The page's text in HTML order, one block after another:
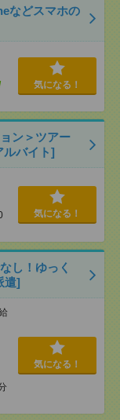
などスマホの
気になる！
ン＞ツアー
ルバイト]
気になる！
し！ゆっく
遣]
気になる！